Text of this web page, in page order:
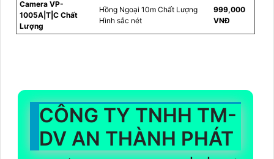
Camera VP-
1005A|T|C Chất
Lượng
Hồng Ngoại 10m Chất Lượng
Hình sắc nét
999,000
VNĐ
CÔNG TY TNHH TM-
DV AN THÀNH PHÁT